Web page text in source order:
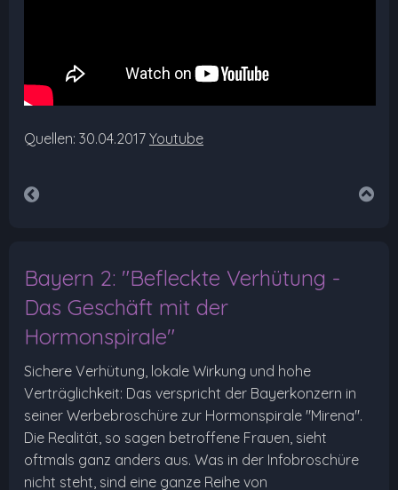
Quellen: 30.04.2017 Youtube
Bayern 2: "Befleckte Verhütung -
Das Geschäft mit der
Hormonspirale"
Sichere Verhütung, lokale Wirkung und hohe
Verträglichkeit: Das verspricht der Bayerkonzern in
seiner Werbebroschüre zur Hormonspirale "Mirena".
Die Realität, so sagen betroffene Frauen, sieht
oftmals ganz anders aus. Was in der Infobroschüre
nicht steht, sind eine ganze Reihe von